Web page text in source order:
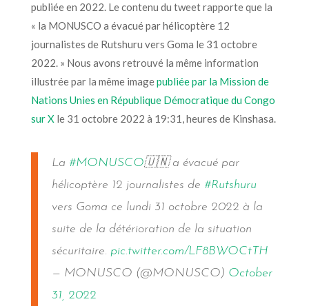
publiée en 2022. Le contenu du tweet rapporte que la
« la MONUSCO a évacué par hélicoptère 12
journalistes de Rutshuru vers Goma le 31 octobre
2022. » Nous avons retrouvéla même information
illustrée par la même imagepubliée par la Mission de
Nations Unies en République Démocratique du Congo
sur Xle 31 octobre 2022 à 19:31, heures de Kinshasa.
La #MONUSCO🇺🇳 a évacué par
hélicoptère 12 journalistes de #Rutshuru
vers Goma ce lundi 31 octobre 2022 à la
suite de la détérioration de la situation
sécuritaire. pic.twitter.com/LF8BWOCtTH
— MONUSCO (@MONUSCO) October
31, 2022